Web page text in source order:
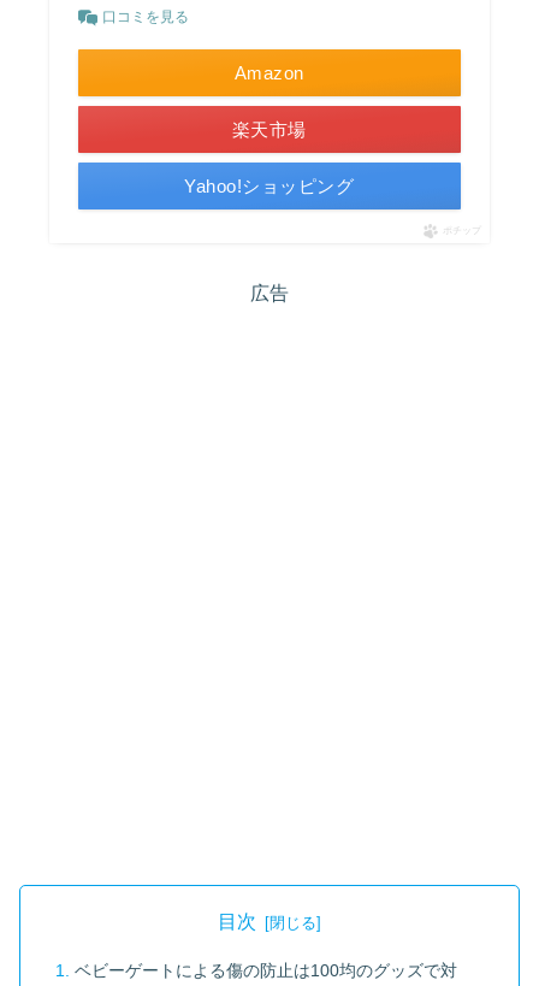
口コミを見る
Amazon
楽天市場
Yahoo!ショッピング
ポチップ
広告
目次
ベビーゲートによる傷の防止は100均のグッズで対